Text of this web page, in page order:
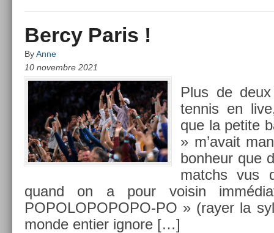
Bercy Paris !
ByAnne
10 novembre 2021
Plus de
ten­nis en
que la petite
» m’avait
bon­heur que
matchs vus
quand on a pour voisin
POPOLOPOPOPO-PO » (rayer la
monde en­ti­er ig­nore […]